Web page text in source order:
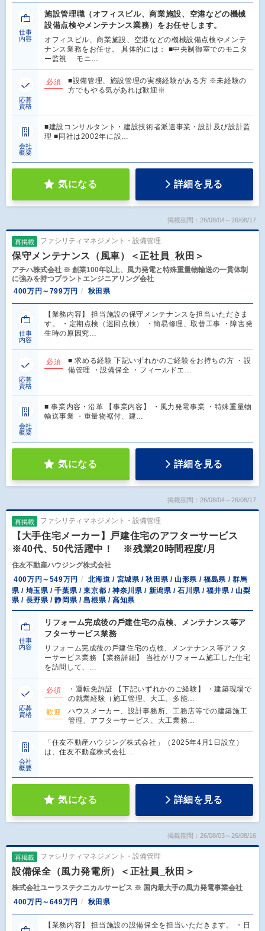
仕事
内容
施設管理職（オフィスビル、商業施設、空港などの機械
設備点検やメンテナンス業務）をお任せします。
オフィスビル、商業施設、空港などの機械設備点検やメンテ
ナンス業務をお任せ。 具体的には： ■中央制御室でのモニタ
ー監視 モニ…
応募
資格
必須
■設備管理、施設管理の実務経験がある方 ※未経験の
方でもやる気があれば歓迎※
会社
概要
■建設コンサルタント・建設技術者派遣事業・設計及び設計監
理 ■同社は2002年に設…
気になる 詳細を見る
掲載期間：26/08/04～26/08/17
再掲載 ファシリティマネジメント・設備管理
保守メンテナンス（風車）＜正社員_秋田＞
アチハ株式会社 ※ 創業100年以上、風力発電と特殊重量物輸送の一貫体制
に強みを持つプラントエンジニアリング会社
400万円～799万円
秋田県
仕事
内容
【業務内容】 担当施設の保守メンテナンスを担当いただきま
す。 ・定期点検（巡回点検） ・簡易修理、取替工事 ・障害発
生時の原因究…
応募
資格
必須
■ 求める経験 下記いずれかのご経験をお持ちの方 ・設
備管理 ・設備保全 ・フィールドエ…
会社
概要
■ 事業内容・沿革 【事業内容】 ・風力発電事業 ・特殊重量物
輸送事業 ・重量物裾付、建…
気になる 詳細を見る
掲載期間：26/08/04～26/08/17
再掲載 ファシリティマネジメント・設備管理
【大手住宅メーカー】戸建住宅のアフターサービス
※40代、50代活躍中！ ※残業20時間程度/月
住友不動産ハウジング株式会社
400万円～549万円
北海道 / 宮城県 / 秋田県 / 山形県 / 福島県 / 群馬
県 / 埼玉県 / 千葉県 / 東京都 / 神奈川県 / 新潟県 / 石川県 / 福井県 / 山梨
県 / 長野県 / 静岡県 / 島根県 / 高知県
仕事
内容
リフォーム完成後の⼾建住宅の点検、メンテナンス等ア
フターサービス業務
リフォーム完成後の⼾建住宅の点検、メンテナンス等アフタ
ーサービス業務 【業務詳細】 当社がリフォーム施⼯した住宅
を訪問して、…
応募
資格
必須
・運転免許証 【下記いずれかのご経験】 ・建築現場で
の就業経験（施⼯管理、⼤⼯、多能…
歓迎
ハウスメーカー、設計事務所、工務店等での建築施工
管理、アフターサービス、大工業務…
会社
概要
「住友不動産ハウジング株式会社」（2025年4月1日設立）
は、住友不動産株式会社…
気になる 詳細を見る
掲載期間：26/08/03～26/08/16
再掲載 ファシリティマネジメント・設備管理
設備保全（風力発電所）＜正社員_秋田＞
株式会社ユーラステクニカルサービス ※ 国内最大手の風力発電事業会社
400万円～649万円
秋田県
【業務内容】 担当施設の設備保全を担当いただきます。 ・日